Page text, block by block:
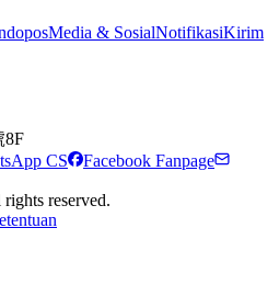
Media & SosialNotifikasiKirim
8F
CS
Facebook Fanpage
reserved.